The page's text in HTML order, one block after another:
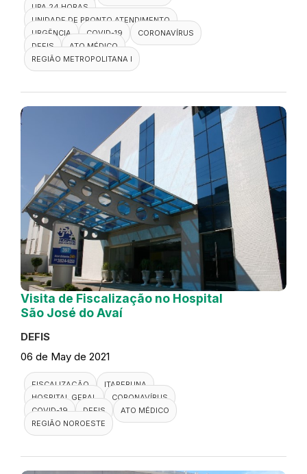
UPA 24 HORAS
UNIDADE DE PRONTO ATENDIMENTO
URGÊNCIA
COVID-19
CORONAVÍRUS
DEFIS
ATO MÉDICO
REGIÃO METROPOLITANA I
Visita de Fiscalização no Hospital
São José do Avaí
DEFIS
06 de May de 2021
FISCALIZAÇÃO
ITAPERUNA
HOSPITAL GERAL
CORONAVÍRUS
COVID-19
DEFIS
ATO MÉDICO
REGIÃO NOROESTE